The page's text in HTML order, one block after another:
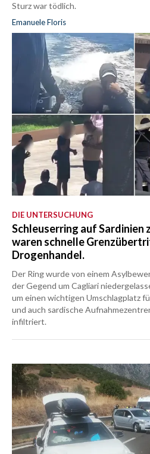
Sturz war tödlich.
Emanuele Floris
DIE UNTERSUCHUNG
Schleuserring auf Sardinien
waren schnelle
Drogenhandel.
Der Ring wurde von einem
der Gegend um Cagliari
um einen wichtigen Umschlagplatz
und auch sardische
infiltriert.